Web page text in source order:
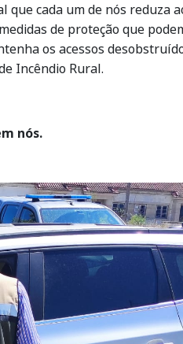
cada um de nós reduza
de proteção que
os acessos
Incêndio Rural.
nós.